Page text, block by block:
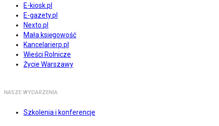
E-kiosk.pl
E-gazety.pl
Nexto.pl
Mała księgowość
Kancelarierp.pl
Wieści Rolnicze
Życie Warszawy
NASZE WYDARZENIA
Szkolenia i konferencje